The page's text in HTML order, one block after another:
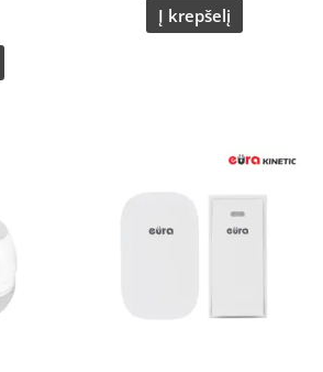
Į krepšelį
Original
was:
€32.11.
Current
is:
€25.00.